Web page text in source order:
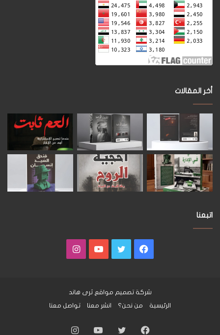
أخر المقالات
اتبعنا
فيسبوكتويتر يوتيوبانستقرام
شركة تصميم مواقع ثرى هاند
الرئيسية
من نحن؟ انشر معنا تواصل معنا
فيسبوكتويتر يوتيوبانستقرام